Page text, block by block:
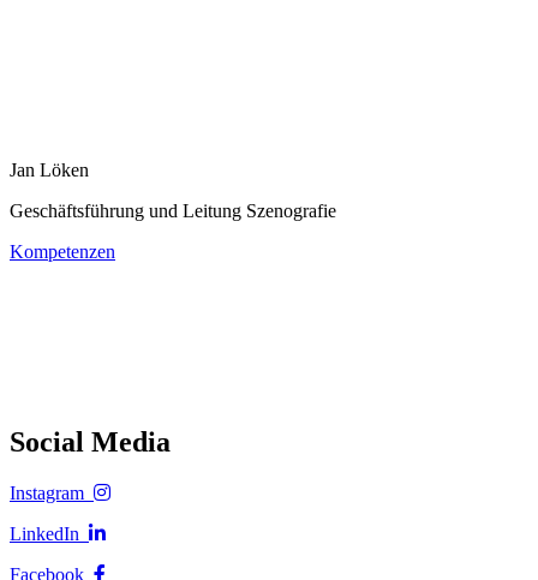
Jan Löken
Geschäftsführung und Leitung Szenografie
Kompetenzen
Social Media
Instagram
LinkedIn
Facebook